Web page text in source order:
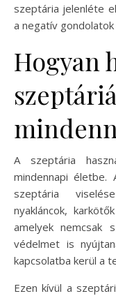
szeptária jelenléte
a negatív
Hogyan
A szeptária
mindennapi
szeptária
nyakláncok,
amelyek nemcsak
védelmet is
kapcsolatba kerül a
Ezen kívül a